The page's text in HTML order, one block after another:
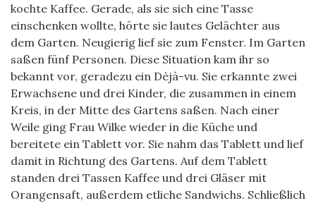
kochte Kaffee. Gerade, als sie sich eine Tasse
einschenken wollte, hörte sie lautes Gelächter aus
dem Garten. Neugierig lief sie zum Fenster. Im Garten
saßen fünf Personen. Diese Situation kam ihr so
bekannt vor, geradezu ein Déjà-vu. Sie erkannte zwei
Erwachsene und drei Kinder, die zusammen in einem
Kreis, in der Mitte des Gartens saßen. Nach einer
Weile ging Frau Wilke wieder in die Küche und
bereitete ein Tablett vor. Sie nahm das Tablett und lief
damit in Richtung des Gartens. Auf dem Tablett
standen drei Tassen Kaffee und drei Gläser mit
Orangensaft, außerdem etliche Sandwichs. Schließlich